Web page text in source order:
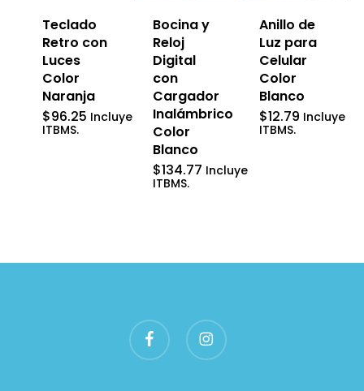
Teclado
Retro con
Luces
Color
Naranja
$96.25 Incluye
ITBMS.
Bocina y
Reloj
Digital
con
Cargador
Inalámbrico
Color
Blanco
$134.77 Incluye
ITBMS.
Anillo de
Luz para
Celular
Color
Blanco
$12.79 Incluye
ITBMS.
facebook instagram